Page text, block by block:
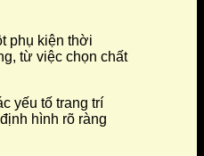
phụ kiện thời
từ việc chọn chất
yếu tố trang trí
hình rõ ràng